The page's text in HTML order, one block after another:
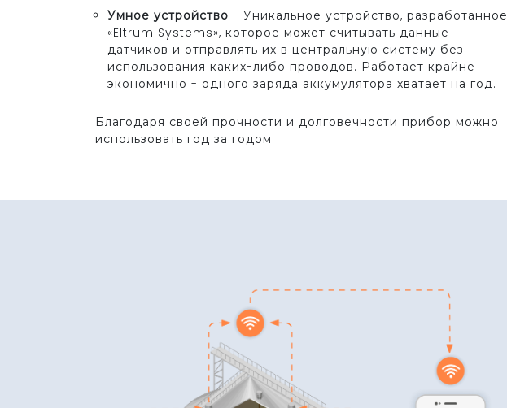
Умное устройство - Уникальное устройство, разработанное
«Eltrum Systems», которое может считывать данные
датчиков и отправлять их в центральную систему без
использования каких-либо проводов. Работает крайне
экономично - одного заряда аккумулятора хватает на год.
Благодаря своей прочности и долговечности прибор можно
использовать год за годом.